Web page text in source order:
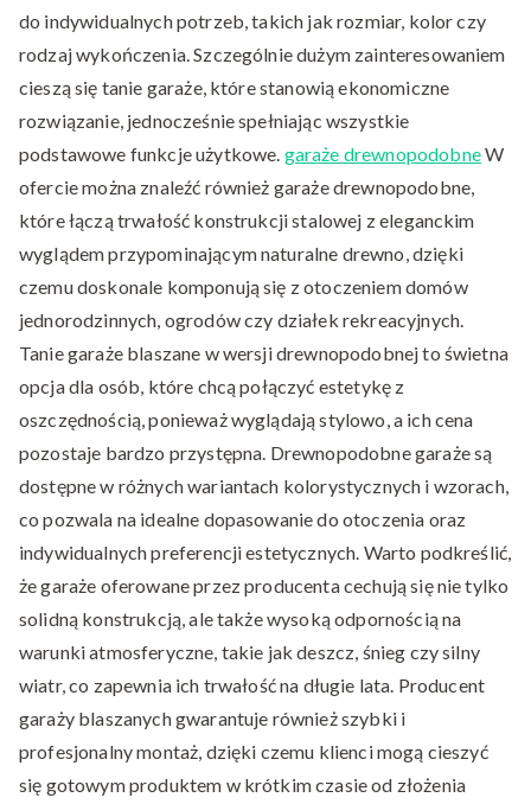
do indywidualnych potrzeb, takich jak rozmiar, kolor czy
rodzaj wykończenia. Szczególnie dużym zainteresowaniem
cieszą się tanie garaże, które stanowią ekonomiczne
rozwiązanie, jednocześnie spełniając wszystkie
podstawowe funkcje użytkowe. garaże drewnopodobneW
ofercie można znaleźć również garaże drewnopodobne,
które łączą trwałość konstrukcji stalowej z eleganckim
wyglądem przypominającym naturalne drewno, dzięki
czemu doskonale komponują się z otoczeniem domów
jednorodzinnych, ogrodów czy działek rekreacyjnych.
Tanie garaże blaszane w wersji drewnopodobnej to świetna
opcja dla osób, które chcą połączyć estetykę z
oszczędnością, ponieważ wyglądają stylowo, a ich cena
pozostaje bardzo przystępna. Drewnopodobne garaże są
dostępne w różnych wariantach kolorystycznych i wzorach,
co pozwala na idealne dopasowanie do otoczenia oraz
indywidualnych preferencji estetycznych. Warto podkreślić,
że garaże oferowane przez producenta cechują się nie tylko
solidną konstrukcją, ale także wysoką odpornością na
warunki atmosferyczne, takie jak deszcz, śnieg czy silny
wiatr, co zapewnia ich trwałość na długie lata. Producent
garaży blaszanych gwarantuje również szybki i
profesjonalny montaż, dzięki czemu klienci mogą cieszyć
się gotowym produktem w krótkim czasie od złożenia